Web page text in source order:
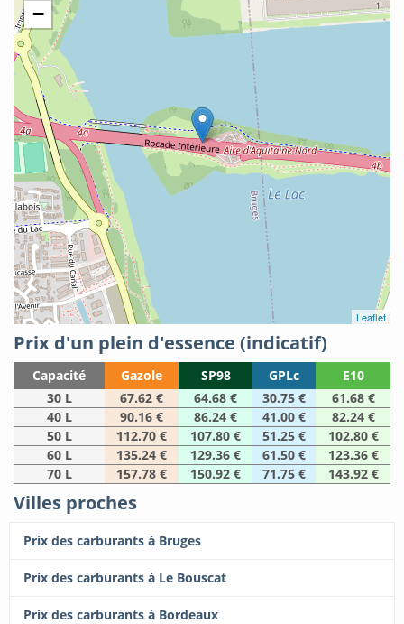
−
Leaflet
Prix d'un plein d'essence (indicatif)
Capacité Gazole SP98 GPLc
E10
30 L
67.62 € 64.68 € 30.75 €
61.68 €
40 L
90.16 € 86.24 € 41.00 €
82.24 €
50 L
112.70 € 107.80 € 51.25 €
102.80 €
60 L
135.24 € 129.36 € 61.50 €
123.36 €
70 L
157.78 € 150.92 € 71.75 € 143.92 €
Villes proches
Prix des carburants à Bruges
Prix des carburants à Le Bouscat
Prix des carburants à Bordeaux